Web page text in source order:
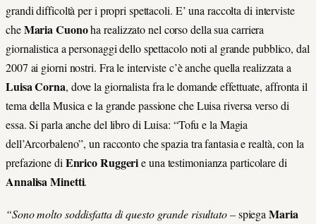
grandi difficoltà per i propri spettacoli. E’ una raccolta di interviste
cheMaria Cuonoha realizzato nel corso della sua carriera
giornalistica a personaggi dello spettacolo noti al grande pubblico, dal
2007 ai giorni nostri. Fra le interviste c’è anche quella realizzata a
Luisa Corna, dove la giornalista fra le domande effettuate, affronta il
tema della Musica e la grande passione che Luisa riversa verso di
essa. Si parla anche del libro di Luisa: “Tofu e la Magia
dell’Arcorbaleno”, un racconto che spazia tra fantasia e realtà, con la
prefazione di Enrico Ruggerie una testimonianza particolare di
Annalisa Minetti.
“Sono molto soddisfatta di questo grande risultato –spiegaMaria